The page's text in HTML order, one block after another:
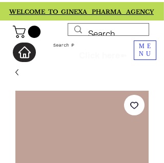
WELCOME TO GINEXA PHARMA AGENCY
ME
NU